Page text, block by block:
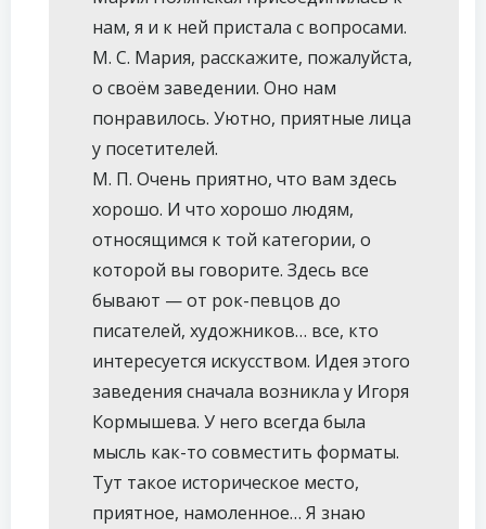
нам, я и к ней пристала с вопросами.
М. С. Мария, расскажите, пожалуйста,
о своём заведении. Оно нам
понравилось. Уютно, приятные лица
у посетителей.
М. П. Очень приятно, что вам здесь
хорошо. И что хорошо людям,
относящимся к той категории, о
которой вы говорите. Здесь все
бывают — от рок-певцов до
писателей, художников… все, кто
интересуется искусством. Идея этого
заведения сначала возникла у Игоря
Кормышева. У него всегда была
мысль как-то совместить форматы.
Тут такое историческое место,
приятное, намоленное… Я знаю